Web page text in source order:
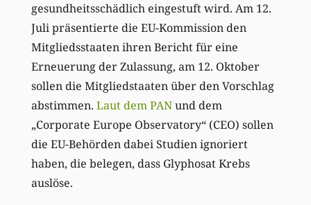
gesundheitsschädlich eingestuft wird. Am 12.
Juli präsentierte die EU-Kommission den
Mitgliedsstaaten ihren Bericht für eine
Erneuerung der Zulassung, am 12. Oktober
sollen die Mitgliedstaaten über den Vorschlag
abstimmen. Laut dem PANund dem
„Corporate Europe Observatory“ (CEO) sollen
die EU-Behörden dabei Studien ignoriert
haben, die belegen, dass Glyphosat Krebs
auslöse.